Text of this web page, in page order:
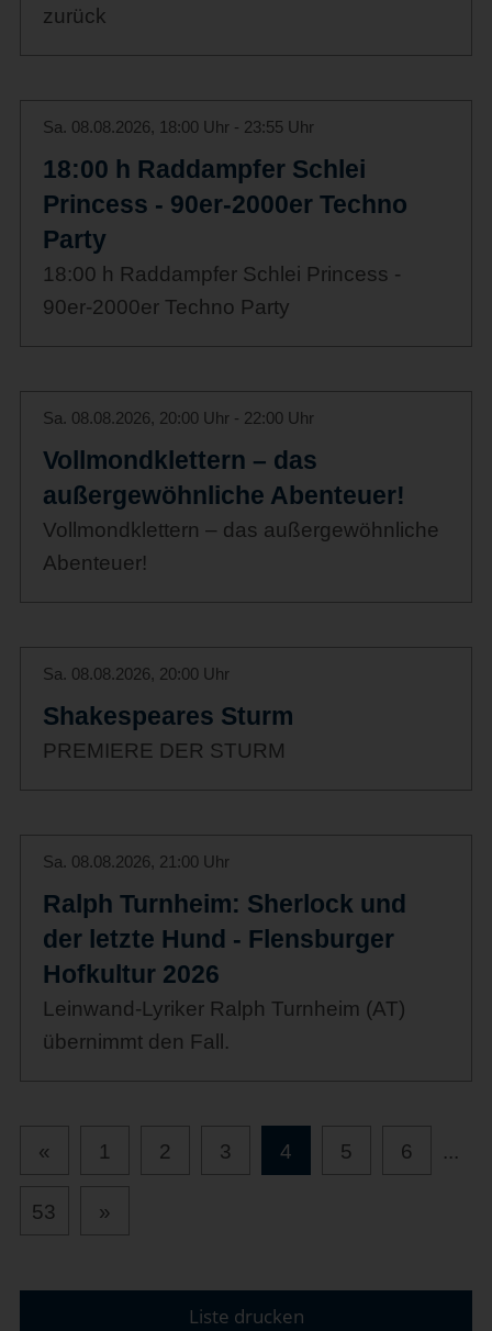
zurück
Sa. 08.08.2026, 18:00 Uhr - 23:55 Uhr
18:00 h Raddampfer Schlei
Princess - 90er-2000er Techno
Party
18:00 h Raddampfer Schlei Princess -
90er-2000er Techno Party
Sa. 08.08.2026, 20:00 Uhr - 22:00 Uhr
Vollmondklettern – das
außergewöhnliche Abenteuer!
Vollmondklettern – das außergewöhnliche
Abenteuer!
Sa. 08.08.2026, 20:00 Uhr
Shakespeares Sturm
PREMIERE DER STURM
Sa. 08.08.2026, 21:00 Uhr
Ralph Turnheim: Sherlock und
der letzte Hund - Flensburger
Hofkultur 2026
Leinwand-Lyriker Ralph Turnheim (AT)
übernimmt den Fall.
« 1 2 3 4 5 6 ...
53 »
Liste drucken